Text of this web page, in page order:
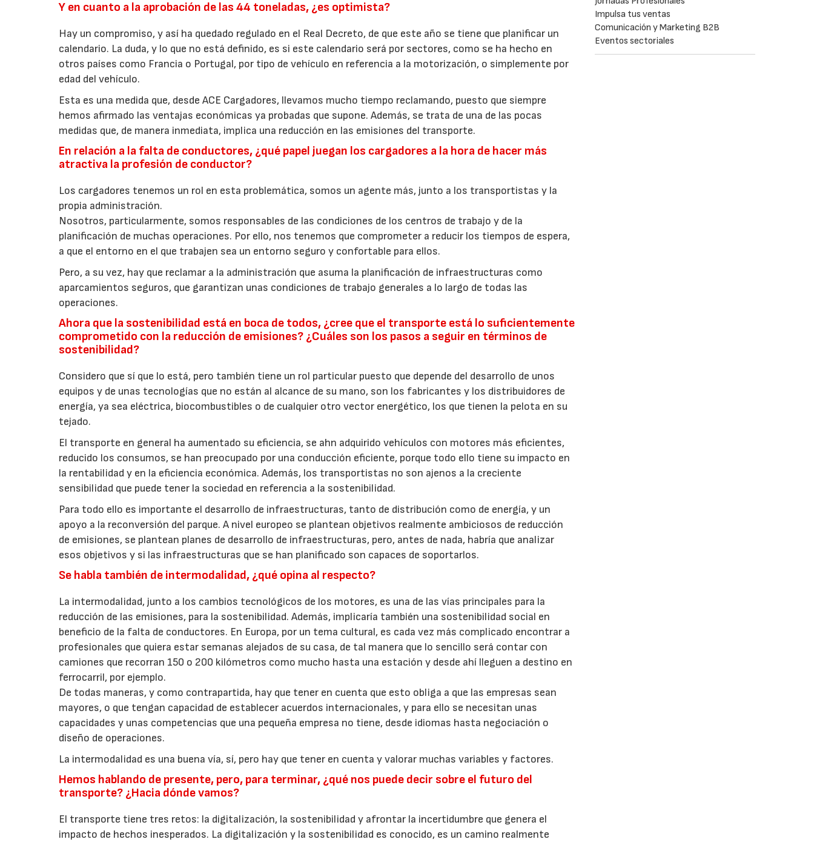
Y en cuanto a la aprobación de las 44 toneladas, ¿es optimista?
Hay un compromiso, y así ha quedado regulado en el Real Decreto, de que este año se tiene que planificar un
calendario. La duda, y lo que no está definido, es si este calendario será por sectores, como se ha hecho en
otros países como Francia o Portugal, por tipo de vehículo en referencia a la motorización, o simplemente por
edad del vehículo.
Esta es una medida que, desde ACE Cargadores, llevamos mucho tiempo reclamando, puesto que siempre
hemos afirmado las ventajas económicas ya probadas que supone. Además, se trata de una de las pocas
medidas que, de manera inmediata, implica una reducción en las emisiones del transporte.
En relación a la falta de conductores, ¿qué papel juegan los cargadores a la hora de hacer más
atractiva la profesión de conductor?
Los cargadores tenemos un rol en esta problemática, somos un agente más, junto a los transportistas y la
propia administración.
Nosotros, particularmente, somos responsables de las condiciones de los centros de trabajo y de la
planificación de muchas operaciones. Por ello, nos tenemos que comprometer a reducir los tiempos de espera,
a que el entorno en el que trabajen sea un entorno seguro y confortable para ellos.
Pero, a su vez, hay que reclamar a la administración que asuma la planificación de infraestructuras como
aparcamientos seguros, que garantizan unas condiciones de trabajo generales a lo largo de todas las
operaciones.
Ahora que la sostenibilidad está en boca de todos, ¿cree que el transporte está lo suficientemente
comprometido con la reducción de emisiones? ¿Cuáles son los pasos a seguir en términos de
sostenibilidad?
Considero que sí que lo está, pero también tiene un rol particular puesto que depende del desarrollo de unos
equipos y de unas tecnologías que no están al alcance de su mano, son los fabricantes y los distribuidores de
energía, ya sea eléctrica, biocombustibles o de cualquier otro vector energético, los que tienen la pelota en su
tejado.
El transporte en general ha aumentado su eficiencia, se ahn adquirido vehículos con motores más eficientes,
reducido los consumos, se han preocupado por una conducción eficiente, porque todo ello tiene su impacto en
la rentabilidad y en la eficiencia económica. Además, los transportistas no son ajenos a la creciente
sensibilidad que puede tener la sociedad en referencia a la sostenibilidad.
Para todo ello es importante el desarrollo de infraestructuras, tanto de distribución como de energía, y un
apoyo a la reconversión del parque. A nivel europeo se plantean objetivos realmente ambiciosos de reducción
de emisiones, se plantean planes de desarrollo de infraestructuras, pero, antes de nada, habría que analizar
esos objetivos y si las infraestructuras que se han planificado son capaces de soportarlos.
Se habla también de intermodalidad, ¿qué opina al respecto?
La intermodalidad, junto a los cambios tecnológicos de los motores, es una de las vías principales para la
reducción de las emisiones, para la sostenibilidad. Además, implicaría también una sostenibilidad social en
beneficio de la falta de conductores. En Europa, por un tema cultural, es cada vez más complicado encontrar a
profesionales que quiera estar semanas alejados de su casa, de tal manera que lo sencillo será contar con
camiones que recorran 150 o 200 kilómetros como mucho hasta una estación y desde ahí lleguen a destino en
ferrocarril, por ejemplo.
De todas maneras, y como contrapartida, hay que tener en cuenta que esto obliga a que las empresas sean
mayores, o que tengan capacidad de establecer acuerdos internacionales, y para ello se necesitan unas
capacidades y unas competencias que una pequeña empresa no tiene, desde idiomas hasta negociación o
diseño de operaciones.
La intermodalidad es una buena vía, sí, pero hay que tener en cuenta y valorar muchas variables y factores.
Hemos hablando de presente, pero, para terminar, ¿qué nos puede decir sobre el futuro del
transporte? ¿Hacia dónde vamos?
El transporte tiene tres retos: la digitalización, la sostenibilidad y afrontar la incertidumbre que genera el
impacto de hechos inesperados. La digitalización y la sostenibilidad es conocido, es un camino realmente
Impulsa tus ventas
Comunicación y Marketing B2B
Eventos sectoriales